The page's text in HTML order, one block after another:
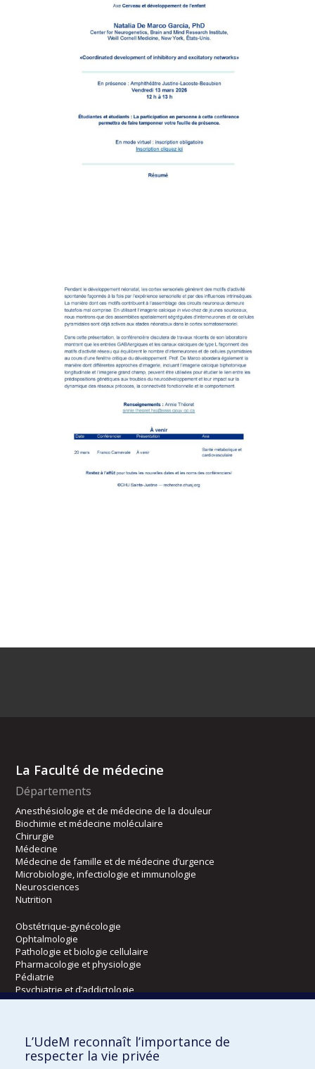
La Faculté de médecine
Départements
Anesthésiologie et de médecine de la douleur
Biochimie et médecine moléculaire
Chirurgie
Médecine
Médecine de famille et de médecine d’urgence
Microbiologie, infectiologie et immunologie
Neurosciences
Nutrition
Obstétrique-gynécologie
Ophtalmologie
Pathologie et biologie cellulaire
Pharmacologie et physiologie
Pédiatrie
Psychiatrie et d’addictologie
Radiologie, radio-oncologie et médecine nucléaire
Écoles
L’UdeM reconnaît l’importance de
respecter la vie privée